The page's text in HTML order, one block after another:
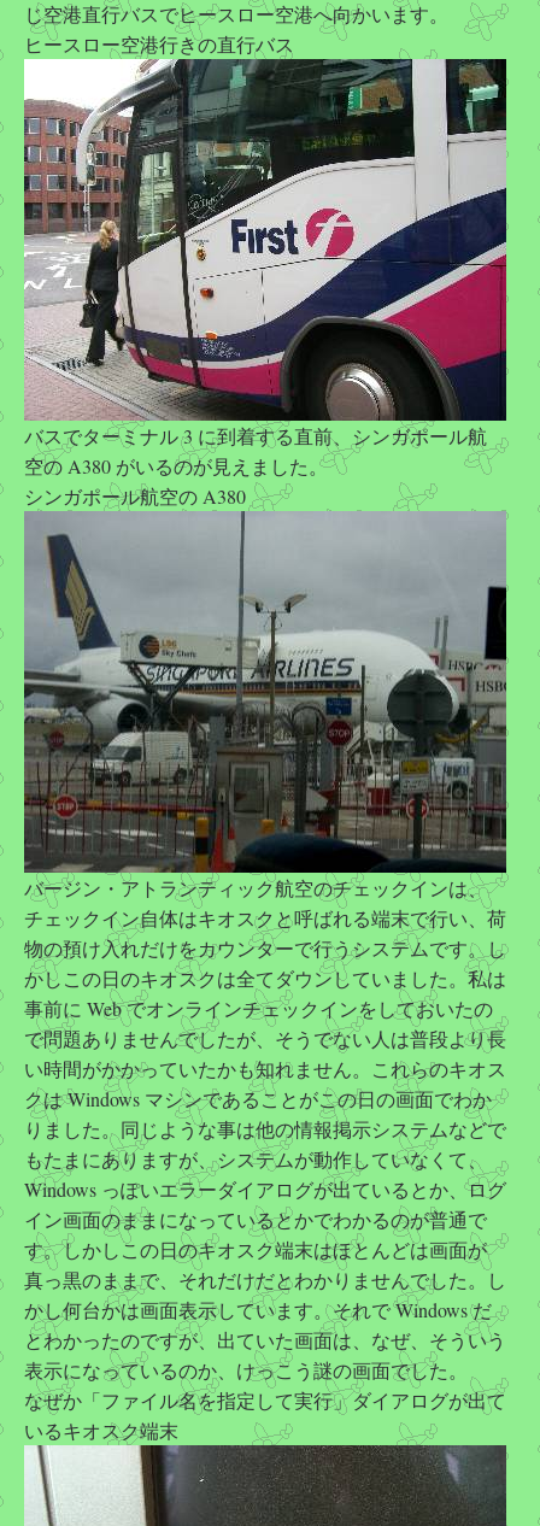
じ空港直行バスでヒースロー空港へ向かいます。
ヒースロー空港行きの直行バス
バスでターミナル 3 に到着する直前、シンガポール航
空の A380 がいるのが見えました。
シンガポール航空の A380
バージン・アトランティック航空のチェックインは、
チェックイン自体はキオスクと呼ばれる端末で行い、荷
物の預け入れだけをカウンターで行うシステムです。し
かしこの日のキオスクは全てダウンしていました。私は
事前に Web でオンラインチェックインをしておいたの
で問題ありませんでしたが、そうでない人は普段より長
い時間がかかっていたかも知れません。これらのキオス
クは Windows マシンであることがこの日の画面でわか
りました。同じような事は他の情報掲示システムなどで
もたまにありますが、システムが動作していなくて、
Windows っぽいエラーダイアログが出ているとか、ログ
イン画面のままになっているとかでわかるのが普通で
す。しかしこの日のキオスク端末はほとんどは画面が
真っ黒のままで、それだけだとわかりませんでした。し
かし何台かは画面表示しています。それで Windows だ
とわかったのですが、出ていた画面は、なぜ、そういう
表示になっているのか、けっこう謎の画面でした。
なぜか「ファイル名を指定して実行」ダイアログが出て
いるキオスク端末